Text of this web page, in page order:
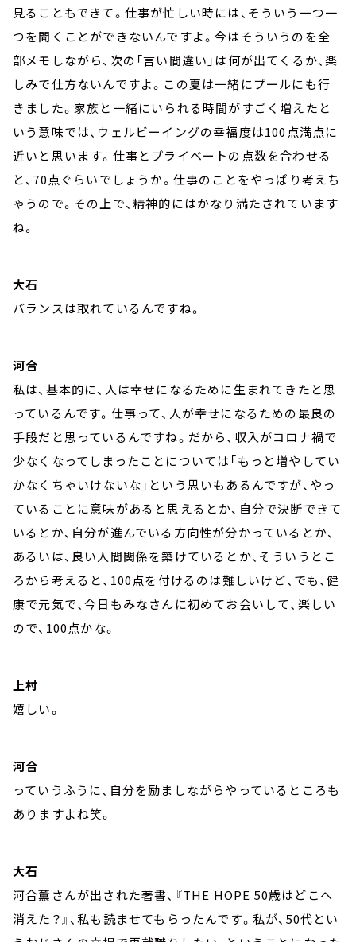
見ることもできて。仕事が忙しい時には、そういう一つ一
つを聞くことができないんですよ。今はそういうのを全
部メモしながら、次の「言い間違い」は何が出てくるか、楽
しみで仕方ないんですよ。この夏は一緒にプールにも行
きました。家族と一緒にいられる時間がすごく増えたと
いう意味では、ウェルビーイングの幸福度は100点満点に
近いと思います。仕事とプライベートの点数を合わせる
と、70点ぐらいでしょうか。仕事のことをやっぱり考えち
ゃうので。その上で、精神的にはかなり満たされています
ね。
大石
バランスは取れているんですね。
河合
私は、基本的に、人は幸せになるために生まれてきたと思
っているんです。仕事って、人が幸せになるための最良の
手段だと思っているんですね。だから、収入がコロナ禍で
少なくなってしまったことについては「もっと増やしてい
かなくちゃいけないな」という思いもあるんですが、やっ
ていることに意味があると思えるとか、自分で決断できて
いるとか、自分が進んでいる方向性が分かっているとか、
あるいは、良い人間関係を築けているとか、そういうとこ
ろから考えると、100点を付けるのは難しいけど、でも、健
康で元気で、今日もみなさんに初めてお会いして、楽しい
ので、100点かな。
上村
嬉しい。
河合
っていうふうに、自分を励ましながらやっているところも
ありますよね笑。
大石
河合薫さんが出された著書、『THE HOPE 50歳はどこへ
消えた？』、私も読ませてもらったんです。私が、50代とい